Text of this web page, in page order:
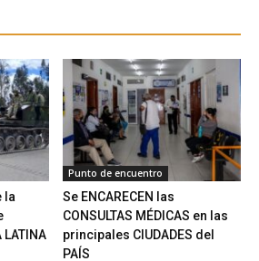
la
Punto de encuentro
Se ENCARECEN las
CONSULTAS MÉDICAS en las
principales CIUDADES del
PAÍS